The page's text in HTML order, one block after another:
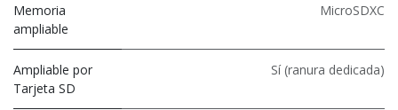
Memoria
ampliable
MicroSDXC
Ampliable por
Tarjeta SD
Sí (ranura dedicada)